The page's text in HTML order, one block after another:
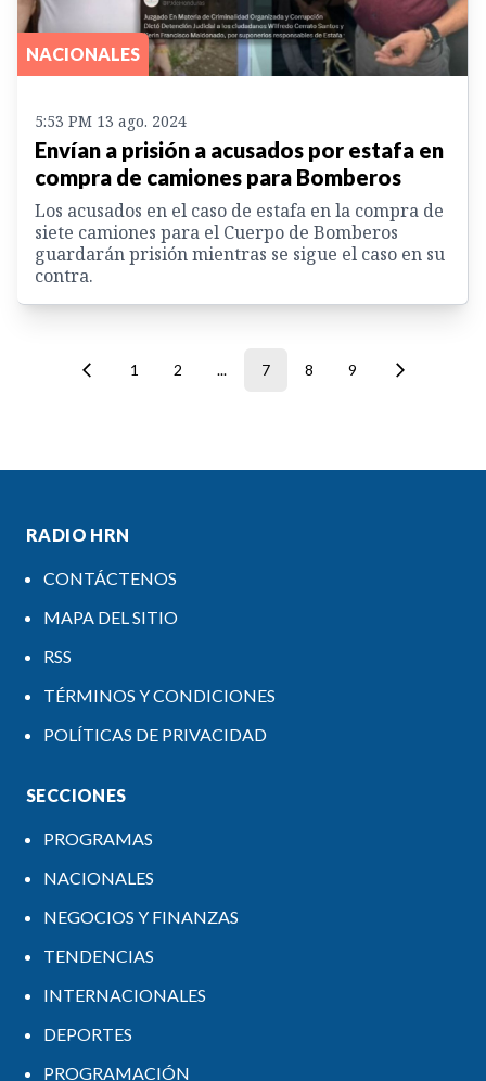
NACIONALES
5:53 PM 13 ago. 2024
Envían a prisión a acusados por estafa en
compra de camiones para Bomberos
Los acusados en el caso de estafa en la compra de
siete camiones para el Cuerpo de Bomberos
guardarán prisión mientras se sigue el caso en su
contra.
1 2 ... 7 8 9
RADIO HRN
CONTÁCTENOS
MAPA DEL SITIO
RSS
TÉRMINOS Y CONDICIONES
POLÍTICAS DE PRIVACIDAD
SECCIONES
PROGRAMAS
NACIONALES
NEGOCIOS Y FINANZAS
TENDENCIAS
INTERNACIONALES
DEPORTES
PROGRAMACIÓN